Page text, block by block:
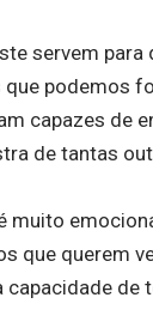
servem para
podemos
capazes de
de tantas
muito
que querem
capacidade